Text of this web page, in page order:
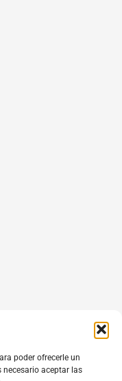
poder ofrecerle un
necesario aceptar las
Power Nº 7,